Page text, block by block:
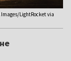
Images/LightRocket via